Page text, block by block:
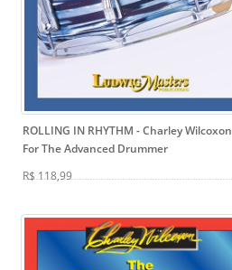
ROLLING IN RHYTHM - Charley Wilcoxon
For The Advanced Drummer
R$ 118,99